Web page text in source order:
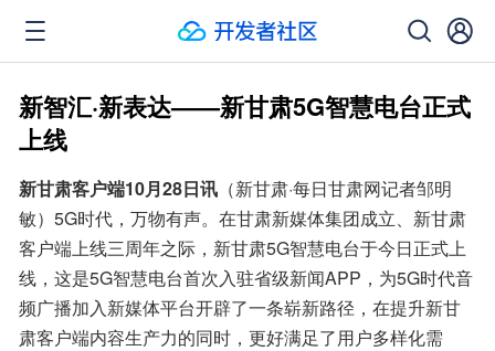
新智汇·新表达——新甘肃5G智慧电台正式
上线
新甘肃客户端10月28日讯 （新甘肃·每日甘肃网记者邹明
敏）5G时代，万物有声。在甘肃新媒体集团成立、新甘肃
客户端上线三周年之际，新甘肃5G智慧电台于今日正式上
线，这是5G智慧电台首次入驻省级新闻APP，为5G时代音
频广播加入新媒体平台开辟了一条崭新路径，在提升新甘
肃客户端内容生产力的同时，更好满足了用户多样化需